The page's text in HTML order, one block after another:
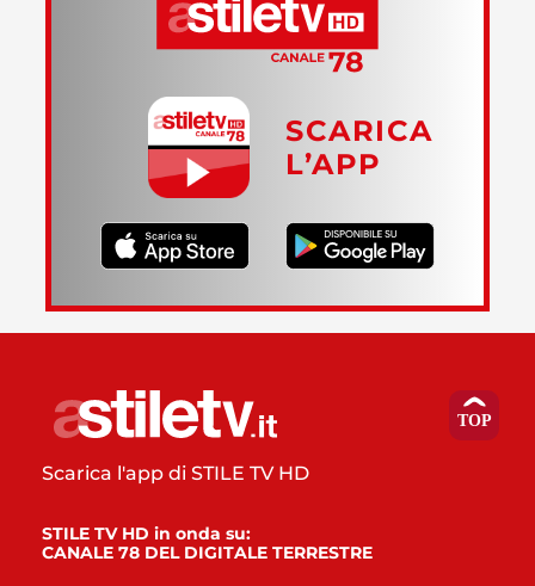
SCARICA
L’APP
Scarica l'app di STILE TV HD
STILE TV HD in onda su:
CANALE 78 DEL DIGITALE TERRESTRE